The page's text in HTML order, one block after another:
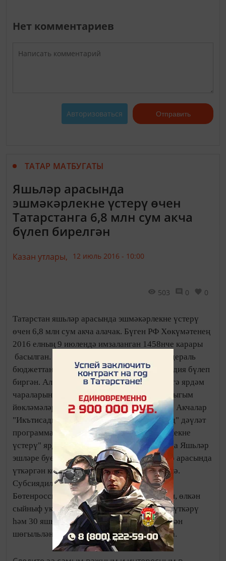
Нет комментариев
Авторизоваться Отправить
ТАТАР МАТБУГАТЫ
Яшьләр арасында
эшмәкәрлекне үстерү өчен
Татарстанга 6,8 млн сум акча
бүлеп бирелгән
Казан утлары, 12 июль 2016 - 10:00
503 0 0
Татарстан яшьләр арасында эшмәкәрлекне үстерү
өчен 6,8 млн сум акча алачак. Бүген РФ Хөкүмәтенең
2016 елның 9 июлендә имзаланган 1458нче карары
басылган. Россия Хөкүмәте 53 төбәккә федераль
бюджеттан 229,5 млн сум күләмендә субсидия бүлеп
биргән. Алар яшьләр эшмәкәрлеген үстерүгә ярдәм
чараларын тормышка ашыру белән бәйле чыгым
йөкләмәләрен финанслашу өчен тотылачак. Акчалар
"Икътисади үсеш һәм инновацион икътисад" дәүләт
программасының "Кече һәм урта эшмәкәрлекне
үстерү" ярдәмче программасы кысаларында Яшьләр
эшләре буенча федераль агентлык төбәкләр арасында
үткәргән конкурс нәтиҗәләре буенча бирелә.
Субсиядиләр "Россиянең яшь эшмәкәре"
Бөтенроссия конкурсыныд төбәк этапларын, өлкән
сыйныф укучылары өчен укыту курсларын үткәрү
һәм 30 яшькәчә кешеләрне эшмәкәрлек белән
шөгыльләнүгә өйрәтү өчен сарыф ителә ала.